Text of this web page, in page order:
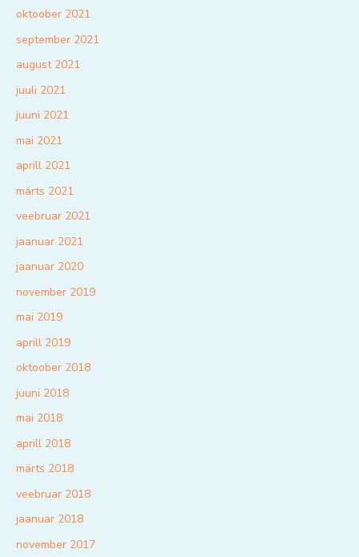
oktoober 2021
september 2021
august 2021
juuli 2021
juuni 2021
mai 2021
aprill 2021
märts 2021
veebruar 2021
jaanuar 2021
jaanuar 2020
november 2019
mai 2019
aprill 2019
oktoober 2018
juuni 2018
mai 2018
aprill 2018
märts 2018
veebruar 2018
jaanuar 2018
november 2017